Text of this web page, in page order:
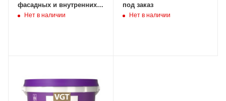
фасадных и внутренних
работ 1мм) ВГТ
Нет в наличии
под заказ
Нет в наличии